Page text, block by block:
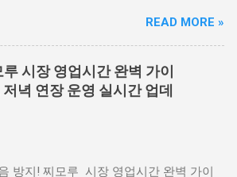
공식 홈페이지 (한국인터넷진흥원) 3.
유튜브 광고 및 콘텐츠 정책 변화 2025년 7
유튜브는 반복적·비진정성 콘텐츠 에 대
제한 조치를 강화하고 있습니다. 이는
유지한다면 문제되지 않습니다. 📎 유튜브
2025년을 맞아 새롭게 모집을 시작합니다!
십은 라이온즈 팬들에게 특별한 혜택을
는 유료 회원 제도입니다. 블루 멤버십 혜
큰 혜택은 일반 예매보다 하루 먼저 티
매할 수 있다는 점이에요. 또한, 외야 지
READ MORE »
시장 영업시간 완벽 가이
녁 연장 운영 실시간 업데
방지! 찌모루 시장 영업시간 완벽 가이